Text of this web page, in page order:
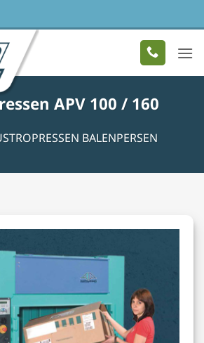
APV 100 / 160
BALENPERSEN